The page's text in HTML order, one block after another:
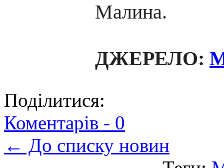
Малина.
ДЖЕРЕЛО:
Поділитися:
Коментарів - 0
← До списку новин